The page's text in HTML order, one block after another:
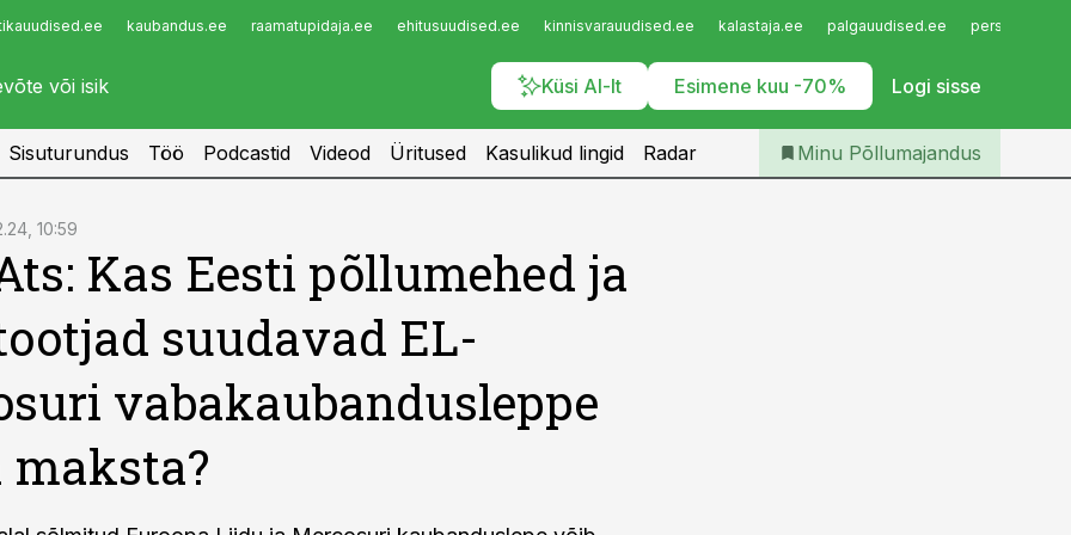
kaubandus.ee raamatupidaja.ee ehitusuudised.ee kinnisvarauudised.ee kalastaja.ee palgauudised.ee
Küsi AI-lt Esimene kuu -70% Logi sisse
Infopank
Iseteenindus
Telli Põllumajandus
Sisuturundus Töö Podcastid Videod Üritused Kasulikud lingid Radar Minu Põllumajandus
10:59
Kas Eesti põllumehed ja
suudavad EL-
vabakaubandusleppe